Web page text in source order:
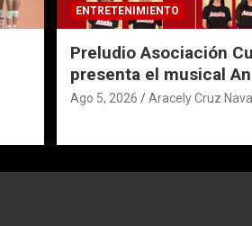
ENTRETENIMIENTO
Preludio Asociación
presenta el musical
Ago 5, 2026 Aracely Cruz